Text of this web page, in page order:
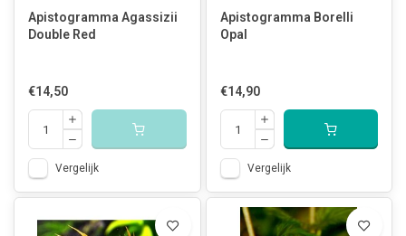
Apistogramma Agassizii
Double Red
€14,50
Vergelijk
Apistogramma Borelli
Opal
€14,90
Vergelijk